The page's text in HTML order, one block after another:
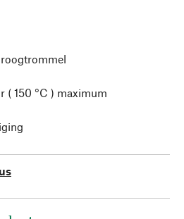
( 150 °C ) maximum